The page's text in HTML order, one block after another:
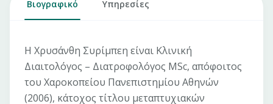
Βιογραφικό Υπηρεσίες
Η Χρυσάνθη Συρίμπεη είναι Κλινική
Διαιτολόγος – Διατροφολόγος MSc, απόφοιτος
του Χαροκοπείου Πανεπιστημίου Αθηνών
(2006), κάτοχος τίτλου μεταπτυχιακών